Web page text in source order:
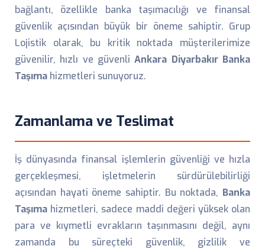
bağlantı, özellikle banka taşımacılığı ve finansal
güvenlik açısından büyük bir öneme sahiptir. Grup
Lojistik olarak, bu kritik noktada müşterilerimize
güvenilir, hızlı ve güvenliAnkara Diyarbakır Banka
Taşıma hizmetleri sunuyoruz.
Zamanlama ve Teslimat
İş dünyasında finansal işlemlerin güvenliği ve hızla
gerçekleşmesi, işletmelerin sürdürülebilirliği
açısından hayati öneme sahiptir. Bu noktada, Banka
Taşıma hizmetleri, sadece maddi değeri yüksek olan
para ve kıymetli evrakların taşınmasını değil, aynı
zamanda bu süreçteki güvenlik, gizlilik ve